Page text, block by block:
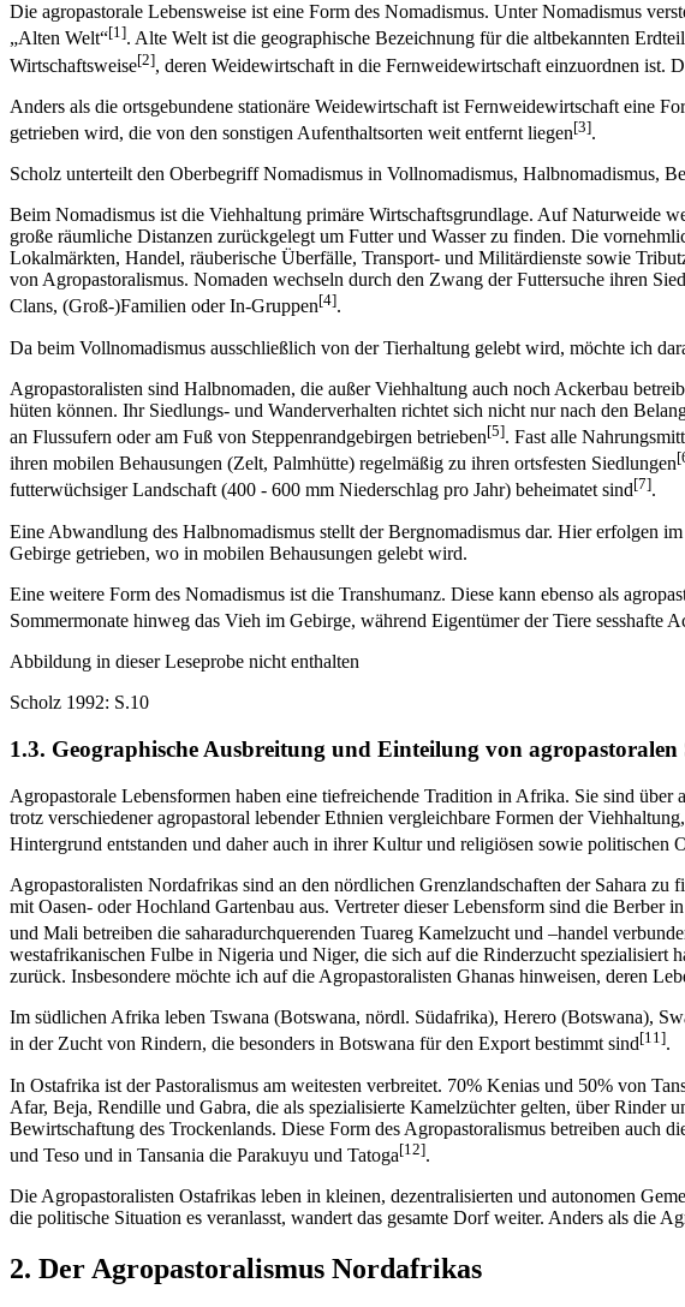
Die agropastorale Lebensweise ist eine Form des Nomadismus. Unter Nomadismus
„Alten Welt“[1]. Alte Welt ist die geographische Bezeichnung für die altbekannten
Wirtschaftsweise[2], deren Weidewirtschaft in die Fernweidewirtschaft einzuordnen ist.
Anders als die ortsgebundene stationäre Weidewirtschaft ist Fernweidewirtschaft eine
getrieben wird, die von den sonstigen Aufenthaltsorten weit entfernt liegen[3].
Scholz unterteilt den Oberbegriff Nomadismus in Vollnomadismus, Halbnomadismus,
Beim Nomadismus ist die Viehhaltung primäre Wirtschaftsgrundlage. Auf Naturweide
große räumliche Distanzen zurückgelegt um Futter und Wasser zu finden. Die
Lokalmärkten, Handel, räuberische Überfälle, Transport- und Militärdienste sowie
von Agropastoralismus. Nomaden wechseln durch den Zwang der Futtersuche ihren
Clans, (Groß-)Familien oder In-Gruppen[4].
Da beim Vollnomadismus ausschließlich von der Tierhaltung gelebt wird, möchte ich
Agropastoralisten sind Halbnomaden, die außer Viehhaltung auch noch Ackerbau
hüten können. Ihr Siedlungs- und Wanderverhalten richtet sich nicht nur nach den
an Flussufern oder am Fuß von Steppenrandgebirgen betrieben[5]. Fast alle
ihren mobilen Behausungen (Zelt, Palmhütte) regelmäßig zu ihren ortsfesten Siedlungen
futterwüchsiger Landschaft (400 - 600 mm Niederschlag pro Jahr) beheimatet sind[7].
Eine Abwandlung des Halbnomadismus stellt der Bergnomadismus dar. Hier erfolgen
Gebirge getrieben, wo in mobilen Behausungen gelebt wird.
Eine weitere Form des Nomadismus ist die Transhumanz. Diese kann ebenso als
Sommermonate hinweg das Vieh im Gebirge, während Eigentümer der Tiere sesshafte
Abbildung in dieser Leseprobe nicht enthalten
Scholz 1992: S.10
1.3. Geographische Ausbreitung und Einteilung von
Agropastorale Lebensformen haben eine tiefreichende Tradition in Afrika. Sie sind
trotz verschiedener agropastoral lebender Ethnien vergleichbare Formen der
Hintergrund entstanden und daher auch in ihrer Kultur und religiösen sowie politischen
Agropastoralisten Nordafrikas sind an den nördlichen Grenzlandschaften der Sahara
mit Oasen- oder Hochland Gartenbau aus. Vertreter dieser Lebensform sind die
und Mali betreiben die saharadurchquerenden Tuareg Kamelzucht und –handel
westafrikanischen Fulbe in Nigeria und Niger, die sich auf die Rinderzucht spezialisiert
zurück. Insbesondere möchte ich auf die Agropastoralisten Ghanas hinweisen, deren
Im südlichen Afrika leben Tswana (Botswana, nördl. Südafrika), Herero (Botswana),
in der Zucht von Rindern, die besonders in Botswana für den Export bestimmt sind[11].
In Ostafrika ist der Pastoralismus am weitesten verbreitet. 70% Kenias und 50% von
Afar, Beja, Rendille und Gabra, die als spezialisierte Kamelzüchter gelten, über
Bewirtschaftung des Trockenlands. Diese Form des Agropastoralismus betreiben
und Teso und in Tansania die Parakuyu und Tatoga[12].
Die Agropastoralisten Ostafrikas leben in kleinen, dezentralisierten und autonomen
die politische Situation es veranlasst, wandert das gesamte Dorf weiter. Anders als die
2. Der Agropastoralismus Nordafrikas